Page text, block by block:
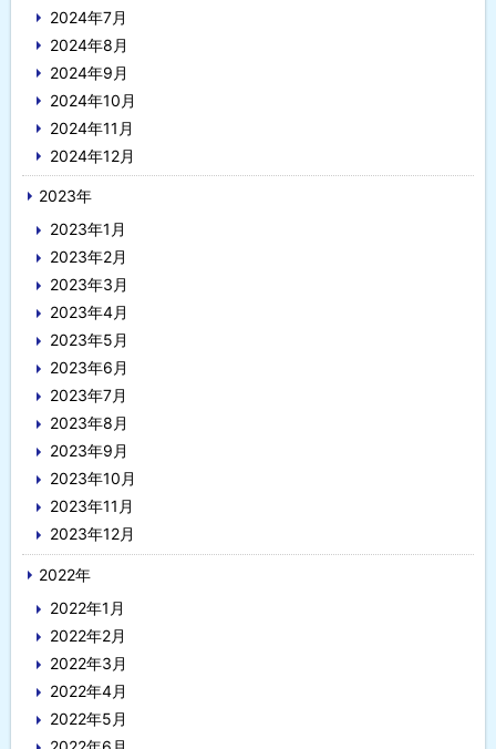
2024年7月
2024年8月
2024年9月
2024年10月
2024年11月
2024年12月
2023年
2023年1月
2023年2月
2023年3月
2023年4月
2023年5月
2023年6月
2023年7月
2023年8月
2023年9月
2023年10月
2023年11月
2023年12月
2022年
2022年1月
2022年2月
2022年3月
2022年4月
2022年5月